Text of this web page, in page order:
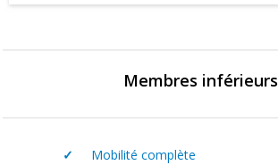
Membres inférieurs
✓ Mobilité complète